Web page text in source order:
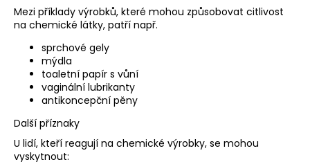
Mezi příklady výrobků, které mohou způsobovat citlivost
na chemické látky, patří např.
sprchové gely
mýdla
toaletní papír s vůní
vaginální lubrikanty
antikoncepční pěny
Další příznaky
U lidí, kteří reagují na chemické výrobky, se mohou
vyskytnout: